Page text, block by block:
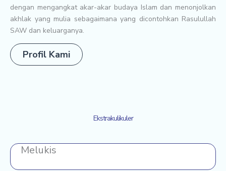
dengan mengangkat akar-akar budaya Islam dan menonjolkan
akhlak yang mulia sebagaimana yang dicontohkan Rasulullah
SAW dan keluarganya.
Profil Kami
Ekstrakulikuler
Melukis